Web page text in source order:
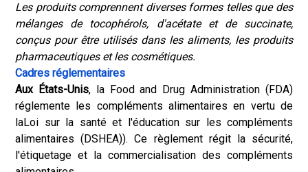
Les produits comprennent diverses formes telles que des
mélanges de tocophérols, d'acétate et de succinate,
conçus pour être utilisés dans les aliments, les produits
pharmaceutiques et les cosmétiques.
Cadres réglementaires
Aux États-Unis, la Food and Drug Administration (FDA)
réglemente les compléments alimentaires en vertu de
laLoi sur la santé et l'éducation sur les compléments
alimentaires (DSHEA)). Ce règlement régit la sécurité,
l'étiquetage et la commercialisation des compléments